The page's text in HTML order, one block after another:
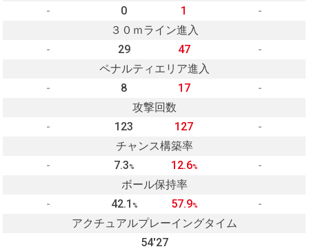
-
0 1
-
３０ｍライン進入
-
29 47
-
ペナルティエリア進入
-
8 17
-
攻撃回数
-
123 127
-
チャンス構築率
-
7.3% 12.6%
-
ボール保持率
-
42.1 % 57.9%
-
アクチュアルプレーイングタイム
54'27